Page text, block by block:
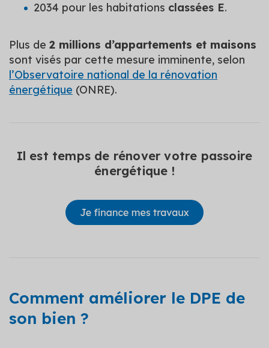
2034 pour les habitations classées E.
Plus de 2 millions d’appartements et maisons
sont visés par cette mesure imminente, selon
l’Observatoire national de la rénovation
énergétique (ONRE).
Il est temps de rénover votre passoire
énergétique !
Comment améliorer le DPE de
son bien ?